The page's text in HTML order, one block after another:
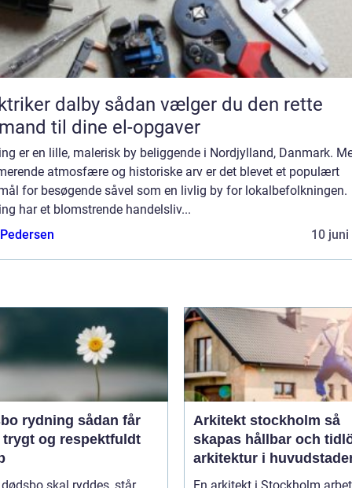
sådan vælger du den rette
til dine el-opgaver
er en lille, malerisk by beliggende i Nordjylland, Danmark.
atmosfære og historiske arv er det blevet et populært
for besøgende såvel som en livlig by for lokalbefolkningen.
har et blomstrende handelsliv...
10 juni
sådan får
trygt og respektfuldt
Arkitekt stockholm så
skapas hållbar och
arkitektur i